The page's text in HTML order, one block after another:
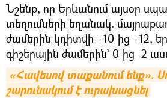
Նշենք, որ Երևանում այսօր
տեղումների եղանակ.
ժամերին կդիտվի +10-ից +12,
գիշերային ժամերին` 0-ից -2
«Հավեսով տաքանում ենք».
շարունակում է ուրախացնել